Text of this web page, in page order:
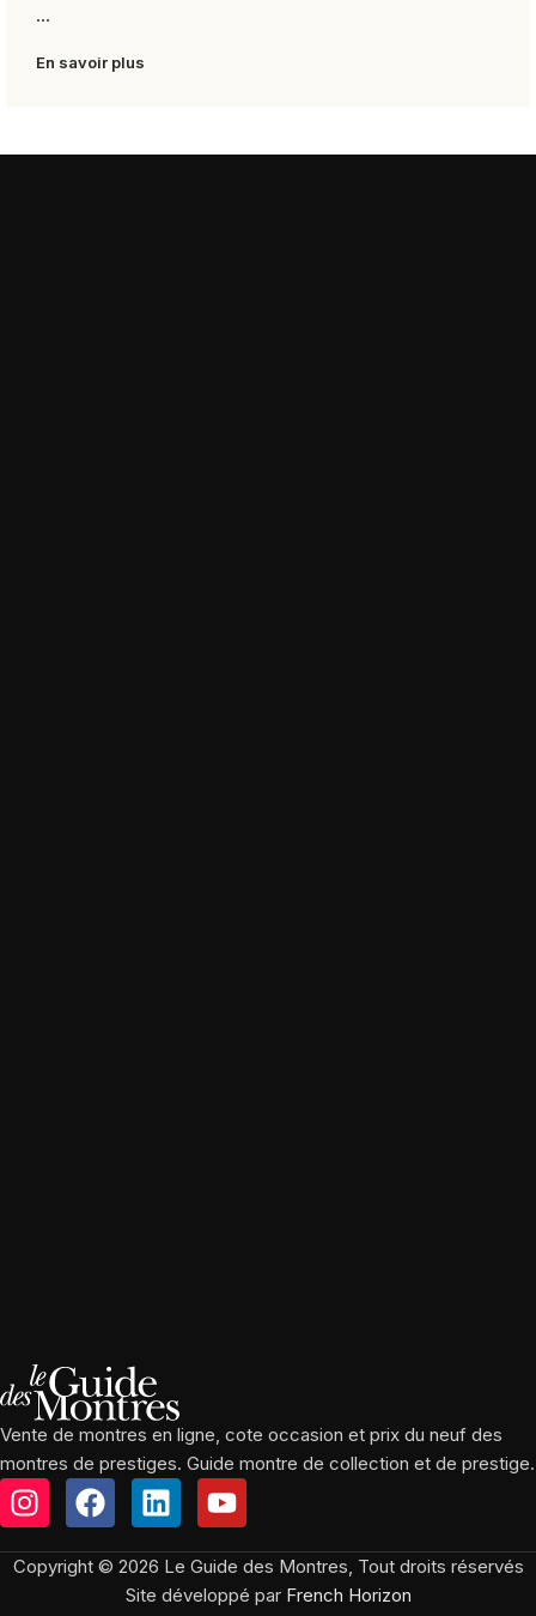
...
En savoir plus
Vente de montres en ligne, cote occasion et prix du neuf des
montres de prestiges. Guide montre de collection et de prestige.
Copyright © 2026 Le Guide des Montres, Tout droits réservés
Site développé par French Horizon